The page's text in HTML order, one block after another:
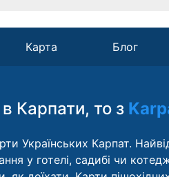
Карта Блог
Карпати, то з
Українських Карпат.
у готелі, садибі чи